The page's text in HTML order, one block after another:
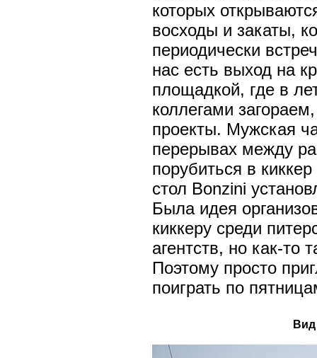
которых
восходы и закаты,
периодически
нас есть выход на
площадкой, где в
коллегами
проекты. Мужская
перерывах между
порубиться в
стол Bonzini
Была идея
киккеру среди
агентств, но как-то
Поэтому просто
поиграть по
Вид